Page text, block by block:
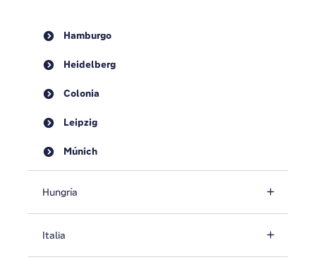
Hamburgo
Heidelberg
Colonia
Leipzig
Múnich
Hungría
Italia